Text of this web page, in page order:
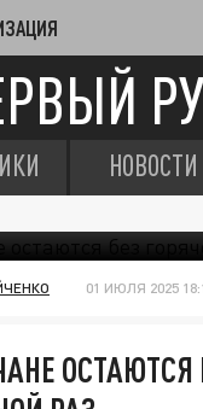
НОВОСТИ
01 ИЮЛЯ 2025